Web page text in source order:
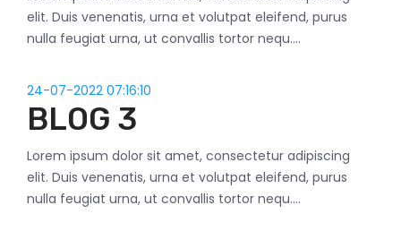
elit. Duis venenatis, urna et volutpat eleifend, purus
nulla feugiat urna, ut convallis tortor nequ....
24-07-2022 07:16:10
BLOG 3
Lorem ipsum dolor sit amet, consectetur adipiscing
elit. Duis venenatis, urna et volutpat eleifend, purus
nulla feugiat urna, ut convallis tortor nequ....